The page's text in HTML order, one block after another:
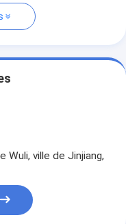
Wuli, ville de Jinjiang,